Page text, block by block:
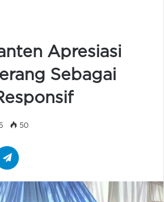
Apresiasi
Sebagai
50